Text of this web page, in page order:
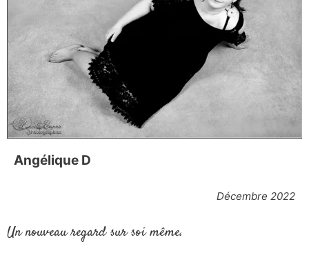
Angélique D
Décembre 2022
Un nouveau regard sur soi même.